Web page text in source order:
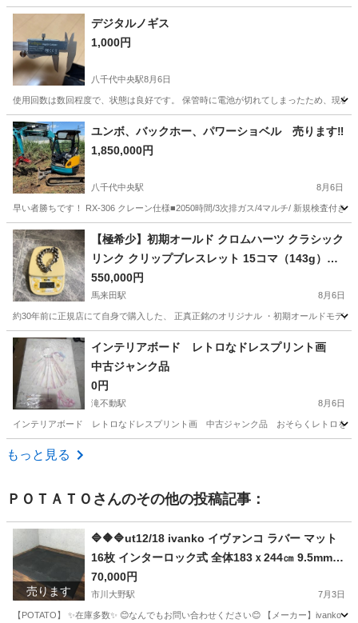
デジタルノギス
1,000円
八千代中央駅8月6日
使用回数は数回程度で、状態は良好です。 保管時に電池が切れてしまったため、現
千葉 八千代市 八千代中央駅
ユンボ、バックホー、パワーショベル 売ります‼︎
1,850,000円
八千代中央駅 8月6日
早い者勝ちです！ RX-306 クレーン仕様■2050時間/3次排ガス/4マルチ/ 新規検査付き
千葉 八千代市 八千代中央駅 その他 バックホー
【極希少】初期オールド クロムハーツ クラシック
リンク クリップブレスレット 15コマ（143g）手
渡し限定
550,000円
馬来田駅 8月6日
約30年前に正規店にて自身で購入した、 正真正銘のオリジナル ・初期オールドモデ
千葉 木更津市 馬来田駅 その他
インテリアボード レトロなドレスプリント画
中古ジャンク品
0円
滝不動駅 8月6日
インテリアボード レトロなドレスプリント画 中古ジャンク品 おそらくレトロをイ
千葉 船橋市
もっと見る
ＰＯＴＡＴＯ さんのその他の投稿記事：
売ります
🔷🔶🔷ut12/18 ivanko イヴァンコ ラバー マット
16枚 インターロック式 全体183ｘ244㎝ 9.5mm厚
ブラック フロアマット 直接引取り推奨①🔷🔶🔷
70,000円
市川大野駅 7月3日
【POTATO】 ✨在庫多数✨ 😊なんでもお問い合わせください😊 【メーカー】